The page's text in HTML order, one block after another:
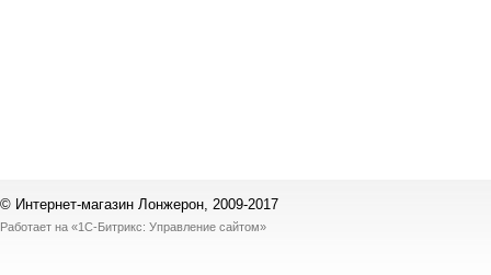
© Интернет-магазин Лонжерон, 2009-2017
Работает на «1С-Битрикс: Управление сайтом»